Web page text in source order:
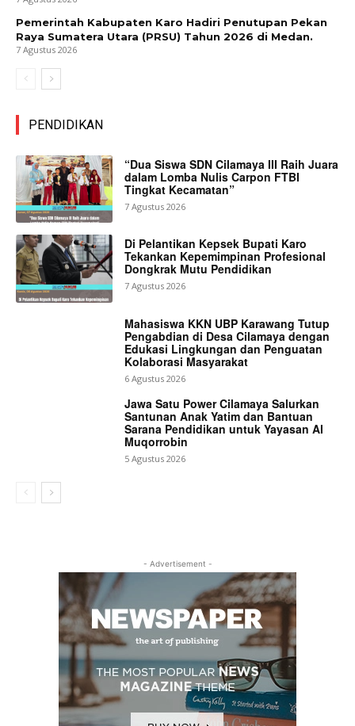
Pemerintah Kabupaten Karo Hadiri Penutupan Pekan
Raya Sumatera Utara (PRSU) Tahun 2026 di Medan.
7 Agustus 2026
PENDIDIKAN
“Dua Siswa SDN Cilamaya III Raih Juara
dalam Lomba Nulis Carpon FTBI
Tingkat Kecamatan”
7 Agustus 2026
Di Pelantikan Kepsek Bupati Karo
Tekankan Kepemimpinan Profesional
Dongkrak Mutu Pendidikan
7 Agustus 2026
Mahasiswa KKN UBP Karawang Tutup
Pengabdian di Desa Cilamaya dengan
Edukasi Lingkungan dan Penguatan
Kolaborasi Masyarakat
6 Agustus 2026
Jawa Satu Power Cilamaya Salurkan
Santunan Anak Yatim dan Bantuan
Sarana Pendidikan untuk Yayasan Al
Muqorrobin
5 Agustus 2026
- Advertisement -